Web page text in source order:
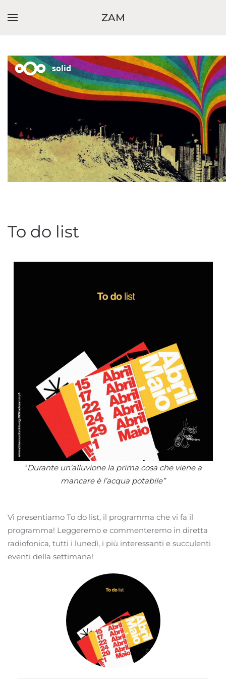
ZAM
To do list
“Durante un’alluvione la prima cosa che viene a
mancare è l’acqua potabile”
Vi presentiamo To do list, il programma che vi fa il
programma! Leggeremo e commenteremo in diretta
radiofonica, tutti i lunedì, i più interessanti e succulenti
eventi della settimana!